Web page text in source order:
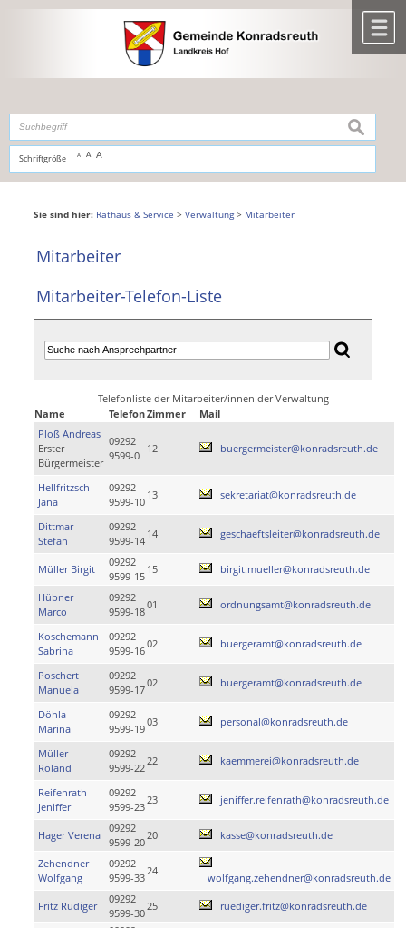
,zur Navigationoderzur Startseitespringen.
Schriftgröße A A A
suchen
Sie sind hier: Rathaus & Service > Verwaltung> Mitarbeiter
Mitarbeiter
Mitarbeiter-Telefon-Liste
Telefonliste der Mitarbeiter/innen der Verwaltung
Name
TelefonZimmer
Mail
Ploß Andreas
Erster
Bürgermeister
09292
9599-0
12 buergermeister@konradsreuth.de
Hellfritzsch
Jana
09292
9599-10
13 sekretariat@konradsreuth.de
Dittmar
Stefan
09292
9599-14
14 geschaeftsleiter@konradsreuth.de
Müller Birgit
09292
9599-15
15 birgit.mueller@konradsreuth.de
Hübner
Marco
09292
9599-18
01 ordnungsamt@konradsreuth.de
Koschemann
Sabrina
09292
9599-16
02 buergeramt@konradsreuth.de
Poschert
Manuela
09292
9599-17
02 buergeramt@konradsreuth.de
Döhla
Marina
09292
9599-19
03 personal@konradsreuth.de
Müller
Roland
09292
9599-22
22 kaemmerei@konradsreuth.de
Reifenrath
Jeniffer
09292
9599-23
23 jeniffer.reifenrath@konradsreuth.de
Hager Verena
09292
9599-20
20 kasse@konradsreuth.de
Zehendner
Wolfgang
09292
9599-33
24
wolfgang.zehendner@konradsreuth.de
Fritz Rüdiger
09292
9599-30
25 ruediger.fritz@konradsreuth.de